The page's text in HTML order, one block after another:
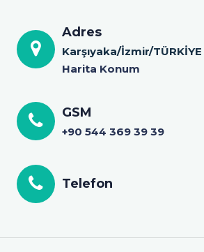
Adres
Karşıyaka/İzmir/TÜRKİYE
Harita Konum
GSM
+90 544 369 39 39
Telefon